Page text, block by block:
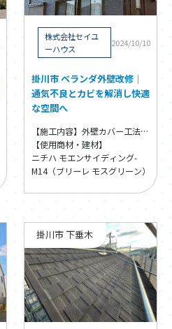
2024/10/10
株式会社セイユ
ーハウス
掛川市 ベランダ外壁改修｜
通気不良とカビを解消し快適
な空間へ
【施工内容】外壁カバー工法・外壁張替え
【使用商材・建材】
ニチハ モエンサイディング-
M14（ブリーレ モスグリーン）
掛川市 下垂木